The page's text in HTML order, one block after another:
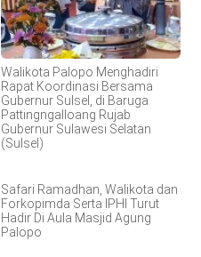
Walikota Palopo Menghadiri
Rapat Koordinasi Bersama
Gubernur Sulsel, di Baruga
Pattingngalloang Rujab
Gubernur Sulawesi Selatan
(Sulsel)
Safari Ramadhan, Walikota dan
Forkopimda Serta IPHI Turut
Hadir Di Aula Masjid Agung
Palopo